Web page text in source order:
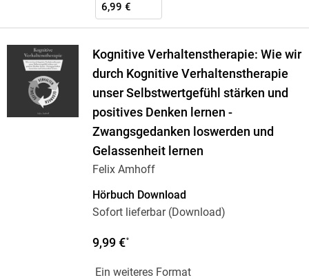
6,99 €
Kognitive Verhaltenstherapie: Wie wir
durch Kognitive Verhaltenstherapie
unser Selbstwertgefühl stärken und
positives Denken lernen -
Zwangsgedanken loswerden und
Gelassenheit lernen
Felix Amhoff
Hörbuch Download
Sofort lieferbar (Download)
9,99 €*
Ein weiteres Format